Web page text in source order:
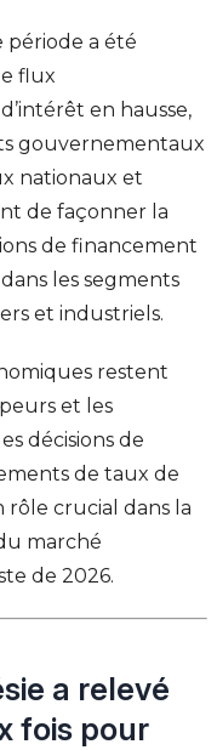
période a été
flux
en hausse,
gouvernementaux
nationaux et
de façonner la
de financement
les segments
et industriels.
restent
et les
décisions de
de taux de
crucial dans la
marché
de 2026.
a relevé
fois pour